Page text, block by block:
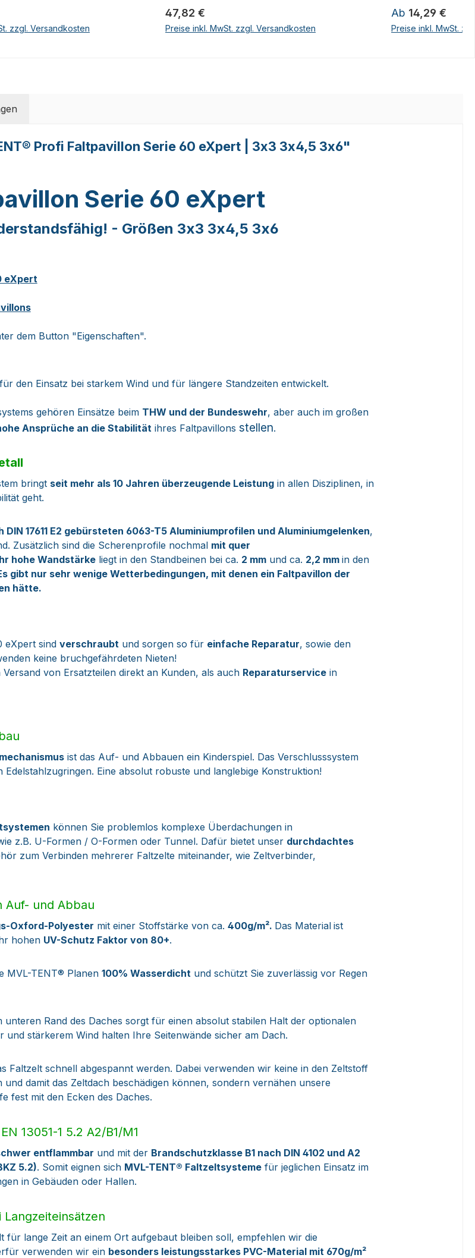
zzgl. Versandkosten
Regulärer Preis:
47,82 €
Preise inkl. MwSt. zzgl. Versandkosten
Regulärer Preis:
Ab 14,29 €
Preise inkl. MwSt.
Profi Faltpavillon Serie 60 eXpert | 3x3 3x4,5 3x6"
Serie 60 eXpert
- Größen 3x3 3x4,5 3x6
eXpert
dem Button "Eigenschaften".
den Einsatz bei starkem Wind und für längere Standzeiten entwickelt.
gehören Einsätze beim THW und der Bundeswehr, aber auch im großen
Ansprüche an die Stabilität ihres Faltpavillonsstellen.
bringt seit mehr als 10 Jahren überzeugende Leistung in allen Disziplinen, in
geht.
DIN 17611 E2 gebürsteten 6063-T5 Aluminiumprofilen und Aluminiumgelenken,
Zusätzlich sind die Scherenprofile nochmal mit quer
hohe Wandstärke liegt in den Standbeinen bei ca. 2 mm und ca. 2,2 mmin den
gibt nur sehr wenige Wetterbedingungen, mit denen ein Faltpavillon der
hätte.
eXpert sindverschraubt und sorgen so für einfache Reparatur, sowie den
keine bruchgefährdeten Nieten!
von Ersatzteilen direkt an Kunden, als auch Reparaturservice in
ist das Auf- und Abbauen ein Kinderspiel. Das Verschlusssystem
Eine absolut robuste und langlebige Konstruktion!
können Sie problemlos komplexe Überdachungen in
z.B. U-Formen / O-Formen oder Tunnel. Dafür bietet unser durchdachtes
zum Verbinden mehrerer Faltzelte miteinander, wie Zeltverbinder,
Auf- und Abbau
Oxford-Polyester mit einer Stoffstärke von ca.400g/m². Das Material ist
hohen UV-Schutz Faktor von 80+.
MVL-TENT® Planen100% Wasserdicht und schützt Sie zuverlässig vor Regen
unteren Rand des Daches sorgt für einen absolut stabilen Halt der optionalen
und stärkerem Wind halten Ihre Seitenwände sicher am Dach.
Faltzelt schnell abgespannt werden. Dabei verwenden wir keine in den Zeltstoff
und damit das Zeltdach beschädigen können, sondern vernähen unsere
fest mit den Ecken des Daches.
13051-1 5.2 A2/B1/M1
entflammbar und mit der Brandschutzklasse B1 nach DIN 4102 und A2
5.2). Somit eignen sich MVL-TENT® Faltzeltsysteme für jeglichen Einsatz im
in Gebäuden oder Hallen.
Langzeiteinsätzen
für lange Zeit an einem Ort aufgebaut bleiben soll, empfehlen wir die
verwenden wir ein besonders leistungsstarkes PVC-Material mit 670g/m²